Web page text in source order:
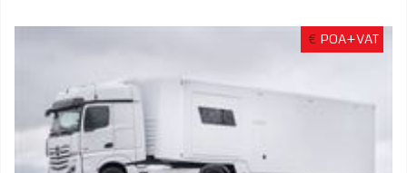
€ POA+VAT